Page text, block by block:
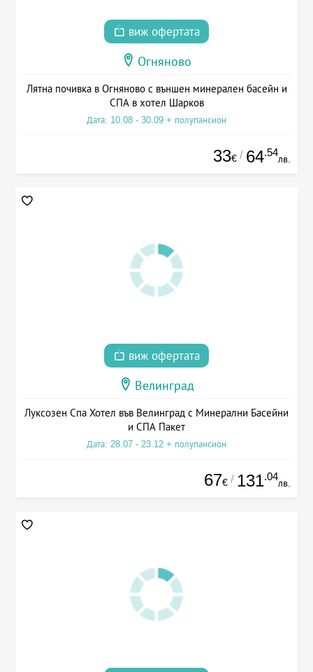
виж офертата
Огняново
Лятна почивка в Огняново с външен минерален басейн и
СПА в хотел Шарков
Дата: 10.08 - 30.09 + полупансион
33€ / 64.54
лв.
виж офертата
Велинград
Луксозен Спа Хотел във Велинград с Минерални Басейни
и СПА Пакет
Дата: 28.07 - 23.12 + полупансион
67€ / 131.04
лв.